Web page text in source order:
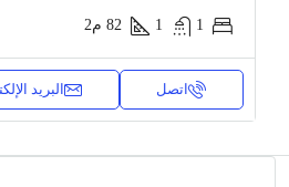
1
1
82 م2
اتصل البريد